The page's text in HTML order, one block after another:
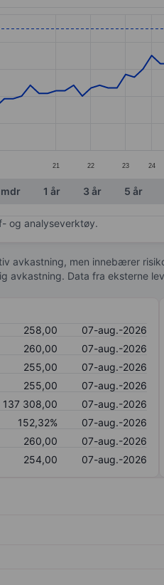
Data ranges from 219 to 259.
21 22 23 24
mdr 1 år 3 år 5 år
og analyseverktøy.
avkastning, men innebærer
avkastning. Data fra eksterne
258,00
07-aug.-2026
260,00
07-aug.-2026
255,00
07-aug.-2026
255,00
07-aug.-2026
137 308,00
07-aug.-2026
152,32%
07-aug.-2026
260,00
07-aug.-2026
254,00 07-aug.-2026